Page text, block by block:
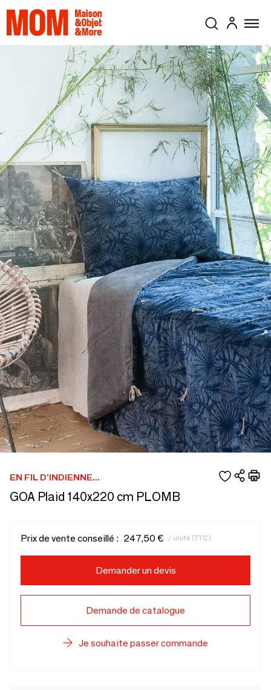
EN FIL D'INDIENNE...
GOA Plaid 140x220 cm PLOMB
Prix de vente conseillé : 247,50 € / unité (TTC)
Demander un devis
Demande de catalogue
Je souhaite passer commande